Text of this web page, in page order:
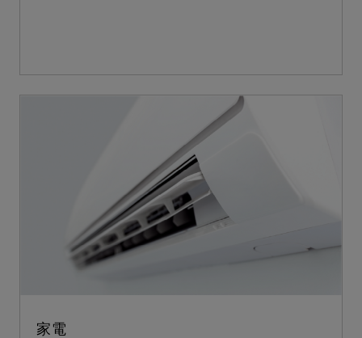
家電